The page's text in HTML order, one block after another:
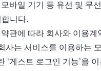
모바일 기기 등 유선 및
니다.
약관에 따라 회사와 이용
사는 서비스를 이용하는
‘게스트 로그인 기능’을